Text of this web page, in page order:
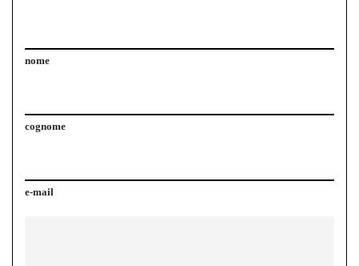
nome
cognome
e-mail